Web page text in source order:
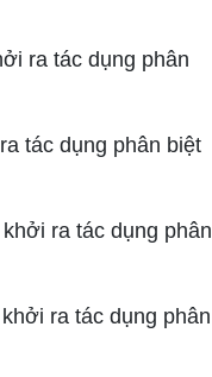
ra tác dụng phân
tác dụng phân biệt
ra tác dụng phân
ra tác dụng phân